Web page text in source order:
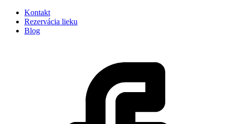
Kontakt
Rezervácia lieku
Blog